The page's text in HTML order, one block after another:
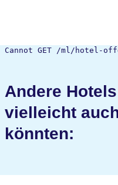
Cannot GET /ml/hotel-
Andere
vielleicht
könnten: